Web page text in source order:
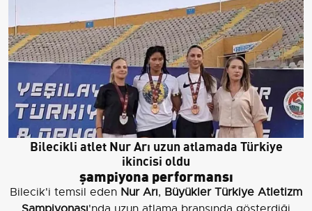
Bilecikli atlet Nur Arı uzun atlamada Türkiye
ikincisi oldu
şampiyona performansı
Bilecik'i temsil eden Nur Arı, Büyükler Türkiye Atletizm